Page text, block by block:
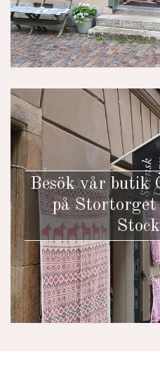
Besök vår butik
på Stortorget